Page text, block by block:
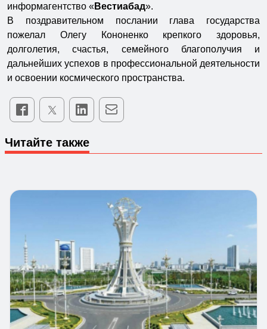
информагентство «Вестиабад».
В поздравительном послании глава государства
пожелал Олегу Кононенко крепкого здоровья,
долголетия, счастья, семейного благополучия и
дальнейших успехов в профессиональной деятельности
и освоении космического пространства.
Читайте также